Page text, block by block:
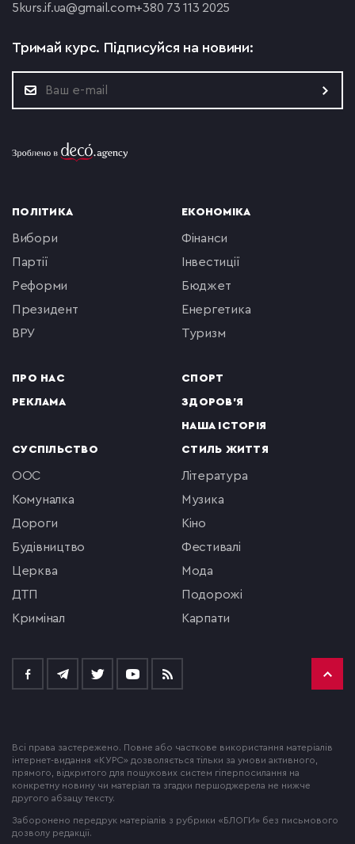
5 kurs.if.ua@gmail.com+380 73 113 2025
Тримай курс. Підписуйся на новини:
ПОЛІТИКА
вибори
партії
реформи
президент
ВРУ
ПРО НАС
РЕКЛАМА
ЕКОНОМІКА
фінанси
інвестиції
бюджет
енергетика
туризм
СПОРТ
ЗДОРОВ'Я
НАША ІСТОРІЯ
СУСПІЛЬСТВО
ООС
комуналка
Дороги
будівництво
церква
ДТП
кримінал
СТИЛЬ ЖИТТЯ
література
музика
кіно
фестивалі
мода
подорожі
Карпати
Всі права застережено. Повне або часткове використання матеріалів
інтернет-видання «КУРС» дозволяється тільки за умови активного,
прямого, відкритого для пошукових систем гіперпосилання на
конкретну новину чи матеріал та згадки першоджерела не нижче
другого абзацу тексту.
Заборонено передрук матеріалів з рубрики «БЛОГИ» без письмового
дозволу редакції.